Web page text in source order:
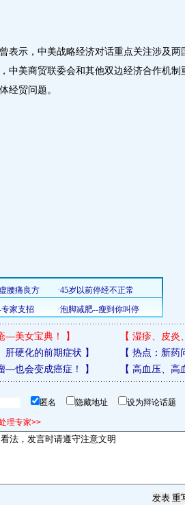
示，中美战略经济对话重点关注涉及两
中美商贸联委会和其他双边经济合作机制
经贸问题。
—美女宝典！ 】 【 湿疹、皮炎
肝硬化的前期症状 】 【 热点：新药
—也会变成癌症！ 】 【 高血压、高
匿名 隐藏地址 设为辩论话题
理专家>>